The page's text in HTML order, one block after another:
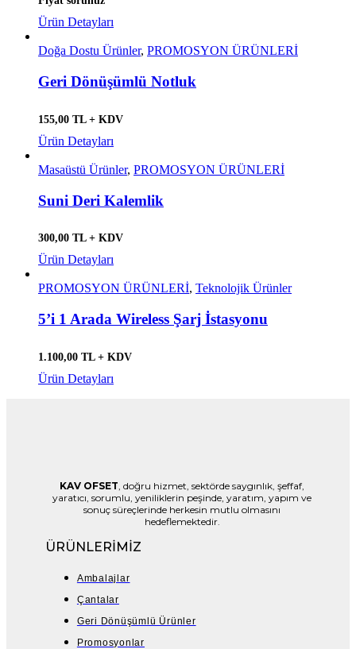
Ürün Detayları
Doğa Dostu Ürünler, PROMOSYON ÜRÜNLERİ
Geri Dönüşümlü Notluk
155,00 TL + KDV
Ürün Detayları
Masaüstü Ürünler, PROMOSYON ÜRÜNLERİ
Suni Deri Kalemlik
300,00 TL + KDV
Ürün Detayları
PROMOSYON ÜRÜNLERİ, Teknolojik Ürünler
5’i 1 Arada Wireless Şarj İstasyonu
1.100,00 TL + KDV
Ürün Detayları
KAV OFSET , doğru hizmet, sektörde saygınlık, şeffaf,
yaratıcı, sorumlu, yeniliklerin peşinde, yaratım, yapım ve
sonuç süreçlerinde herkesin mutlu olmasını
hedeflemektedir.
ÜRÜNLERİMİZ
Ambalajlar
Çantalar
Geri Dönüşümlü Ürünler
Promosyonlar